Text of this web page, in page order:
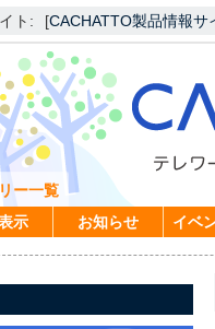
ト: [CACHATTO製品情報サ
ー一覧
示
お知らせ イベ